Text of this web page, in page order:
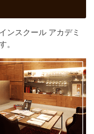
ンスクール アカデミ
。